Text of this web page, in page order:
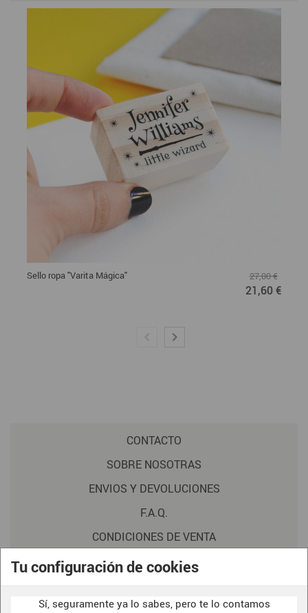
Tu configuración de cookies
Sí, seguramente ya lo sabes, pero te lo contamos
Sello ropa "Varita Mágica" 27,00 €
21,60 €
CONTACTO
SOBRE NOSOTRAS
ENVIOS Y DEVOLUCIONES
F.A.Q.
CONDICIONES DE VENTA
POLITICA DE PRIVACIDAD
AVISO LEGAL
POLÍTICA DE COOKIES